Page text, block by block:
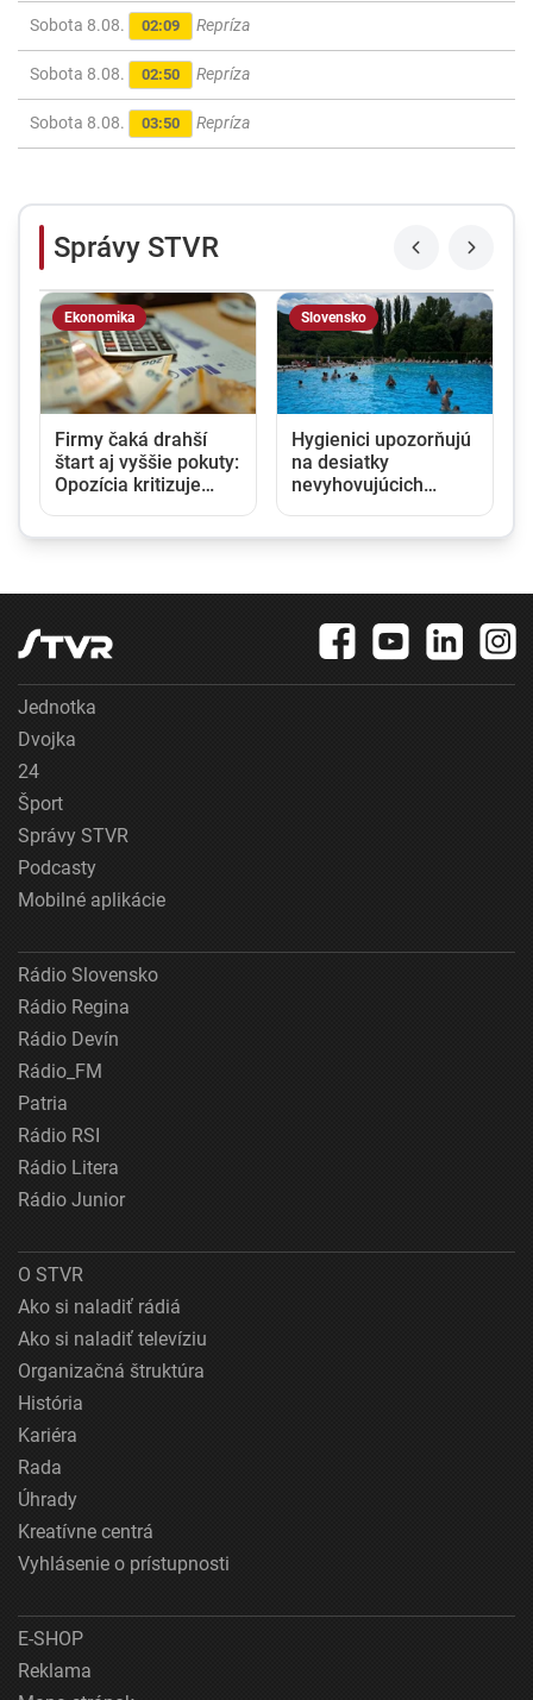
Sobota 8.08. 02:09 Repríza
Sobota 8.08. 02:50 Repríza
Sobota 8.08. 03:50 Repríza
Správy STVR
Ekonomika
Firmy čaká drahší
štart aj vyššie pokuty:
Opozícia kritizuje
Slovensko
Hygienici upozorňujú
na desiatky
nevyhovujúcich
Jednotka
Dvojka
24
Šport
Správy STVR
Podcasty
Mobilné aplikácie
Rádio Slovensko
Rádio Regina
Rádio Devín
Rádio_FM
Patria
Rádio RSI
Rádio Litera
Rádio Junior
O STVR
Ako si naladiť rádiá
Ako si naladiť televíziu
Organizačná štruktúra
História
Kariéra
Rada
Úhrady
Kreatívne centrá
Vyhlásenie o prístupnosti
E-SHOP
Reklama